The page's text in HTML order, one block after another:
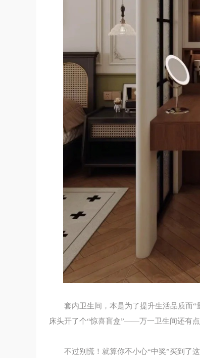
套内卫生间，本是为了提升生活品质而
床头开了个“惊喜盲盒”——万一卫生间还有
不过别慌！就算你不小心“中奖”买到了